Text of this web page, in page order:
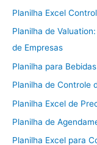
Planilha Excel
Planilha de
de Empresas
Planilha para Bebidas
Planilha de Controle
Planilha Excel de
Planilha de
Planilha Excel para